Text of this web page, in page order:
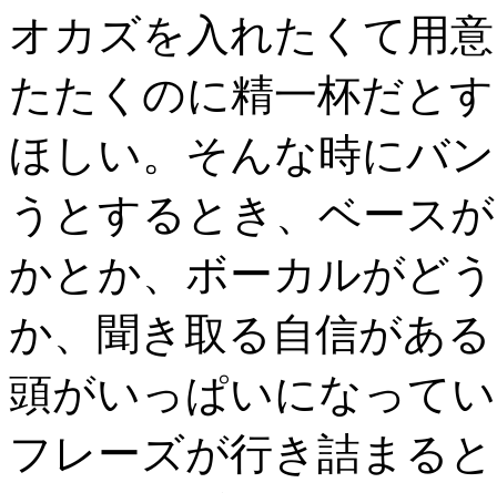
オカズを入れたくて用
たたくのに精一杯だと
ほしい。そんな時にバ
うとするとき、ベース
かとか、ボーカルがど
か、聞き取る自信があ
頭がいっぱいになって
フレーズが行き詰まる